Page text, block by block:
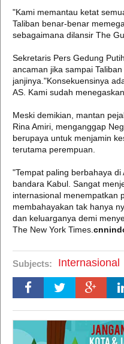
"Kami memantau ketat
Taliban benar-benar
sebagaimana dilansir The
Sekretaris Pers Gedung
ancaman jika sampai
janjinya."Konsekuensinya
AS. Kami sudah
Meski demikian, mantan
Rina Amiri, menganggap
berupaya untuk menjamin
terutama perempuan.
"Tempat paling berbahaya
bandara Kabul. Sangat
internasional menempatkan
membahayakan tak hanya
dan keluarganya demi
The New York Times.
Subjects: Internasional